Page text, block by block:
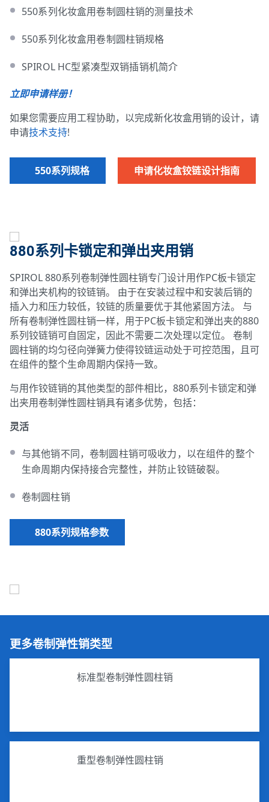
550系列化妆盒用卷制圆柱销的测量技术
550系列化妆盒用卷制圆柱销规格
SPIROL HC型紧凑型双销插销机简介
立即申请样册！
如果您需要应用工程协助，以完成新化妆盒用销的设计，请
申请技术支持!
550系列规格 申请化妆盒铰链设计指南
880系列卡锁定和弹出夹用销
SPIROL 880系列卷制弹性圆柱销专门设计用作PC板卡锁定
和弹出夹机构的铰链销。 由于在安装过程中和安装后销的
插入力和压力较低，铰链的质量要优于其他紧固方法。 与
所有卷制弹性圆柱销一样，用于PC板卡锁定和弹出夹的880
系列铰链销可自固定，因此不需要二次处理以定位。 卷制
圆柱销的均匀径向弹簧力使得铰链运动处于可控范围，且可
在组件的整个生命周期内保持一致。
与用作铰链销的其他类型的部件相比，880系列卡锁定和弹
出夹用卷制弹性圆柱销具有诸多优势，包括：
灵活
与其他销不同，卷制圆柱销可吸收力，以在组件的整个
生命周期内保持接合完整性，并防止铰链破裂。
卷制圆柱销
880系列规格参数
更多卷制弹性销类型
标准型卷制弹性圆柱销
重型卷制弹性圆柱销